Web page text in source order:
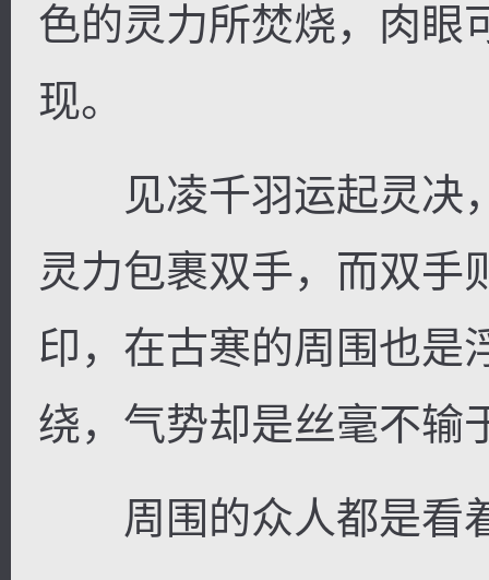
色的灵力所焚烧，肉眼
现。
见凌千羽运起灵决
灵力包裹双手，而双手
印，在古寒的周围也是
绕，气势却是丝毫不输
周围的众人都是看